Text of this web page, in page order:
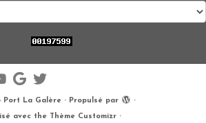
Port La Galère · Propulsé par ·
avec the Thème Customizr·